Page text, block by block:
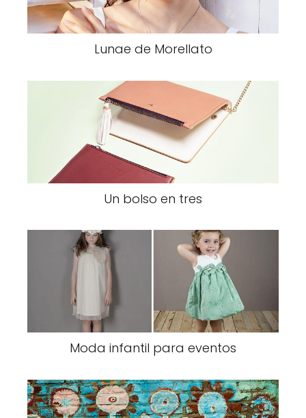
Lunae de Morellato
Un bolso en tres
Moda infantil para eventos